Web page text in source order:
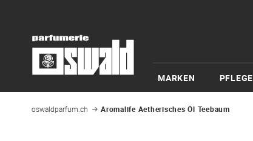
MARKEN PFLEGE
oswaldparfum.ch Aromalife Aetherisches Öl Teebaum